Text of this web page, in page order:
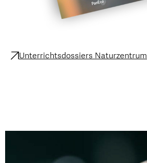
Unterrichtsdossiers Naturzentrum